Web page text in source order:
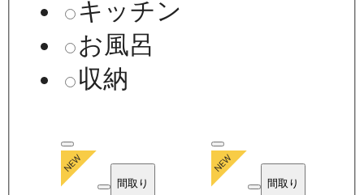
キッチン
お風呂
収納
間取り 間取り